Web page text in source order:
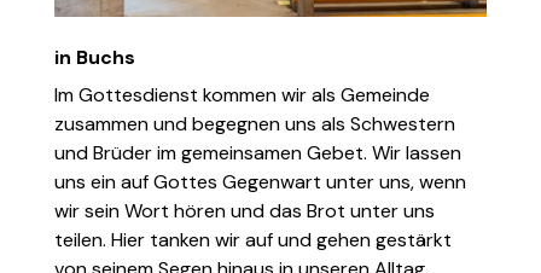
in Buchs
Im Gottesdienst kommen wir als Gemeinde
zusammen und begegnen uns als Schwestern
und Brüder im gemeinsamen Gebet. Wir lassen
uns ein auf Gottes Gegenwart unter uns, wenn
wir sein Wort hören und das Brot unter uns
teilen. Hier tanken wir auf und gehen gestärkt